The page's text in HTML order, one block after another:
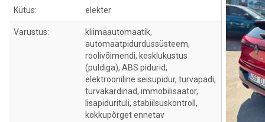
Kütus: elekter
Varustus:
kliimaautomaatik,
automaatpidurdussüsteem,
roolivõimendi, kesklukustus
(puldiga), ABS pidurid,
elektrooniline seisupidur, turvapadi,
turvakardinad, immobilisaator,
lisapidurituli, stabiilsuskontroll,
kokkupõrget ennetav